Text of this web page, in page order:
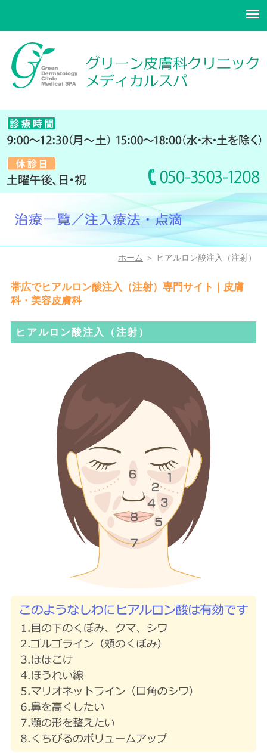
ホーム ＞ ヒアルロン酸注入（注射）
帯広でヒアルロン酸注入（注射）専門サイト｜皮膚
科・美容皮膚科
ヒアルロン酸注入（注射）